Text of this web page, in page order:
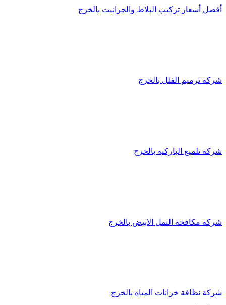
أفضل أسعار تركيب البلاط والجرانيت بالخرج
شركة ترميم الفلل بالخرج
شركة تلميع الباركيه بالخرج
شركة مكافحة النمل الابيض بالخرج
شركة نظافة خزانات المياه بالخرج